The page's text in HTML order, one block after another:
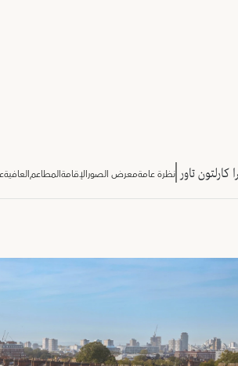
كارلتون تاور نظرة عامةمعرض الصورالإقامةالمطاعمالعافية